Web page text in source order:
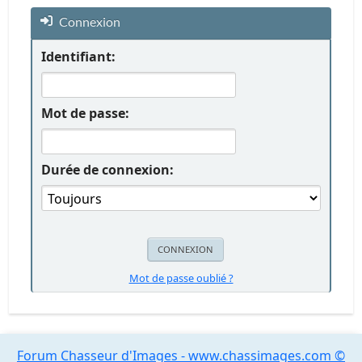
Connexion
Identifiant:
Mot de passe:
Durée de connexion:
Mot de passe oublié ?
Forum Chasseur d'Images - www.chassimages.com ©